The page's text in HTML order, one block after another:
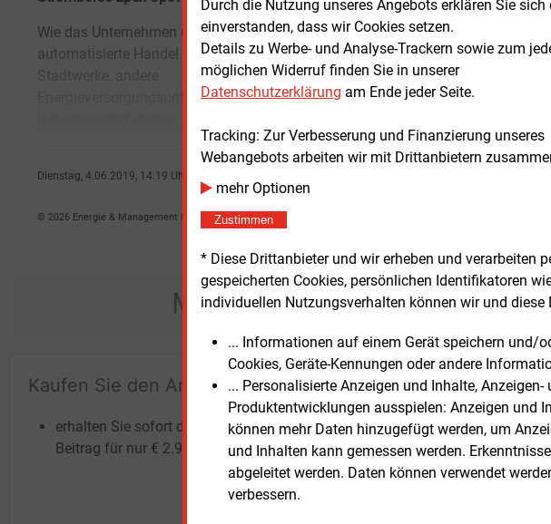
Durch die Nutzung unseres Angebots erklären Sie
einverstanden, dass wir Cookies setzen.
Details zu Werbe- und Analyse-Trackern sowie zum
möglichen Widerruf finden Sie in unserer
Datenschutzerklärung am Ende jeder Seite.
Tracking: Zur Verbesserung und Finanzierung unseres
Webangebots arbeiten wir mit Drittanbietern
mehr Optionen
Zustimmen
* Diese Drittanbieter und wir erheben und verarbeiten
gespeicherten Cookies, persönlichen Identifikatoren
individuellen Nutzungsverhalten können wir und diese
... Informationen auf einem Gerät speichern und/
Cookies, Geräte-Kennungen oder andere
... Personalisierte Anzeigen und Inhalte,
Produktentwicklungen ausspielen: Anzeigen und
können mehr Daten hinzugefügt werden, um
und Inhalten kann gemessen werden.
abgeleitet werden. Daten können verwendet
verbessern.
Wie das Unternehmen mitteilt, bringe der
automatisierte Handel Flexibilitäten für
Stadtwerke, andere
Energieversorgungsunternehmen und große
einen durchgängig besetzten Handelsdesk
verfügen, aber die Möglichkeiten des Marktes
nutzen wollen.Als erster Pilotkunde nutzen die
Stadtwerke Lemgo das Angebot mit dem
Dienstag, 4.06.2019, 14:19 Uhr
© 2026 Energie & Management GmbH
Möchten Sie diese und
Kaufen Sie den Artikel
erhalten Sie sofort diesen redaktionellen
Beitrag für nur € 2.98
Testen SieE&M
und unverbindlich
Zwei Wochen
Zugang auf